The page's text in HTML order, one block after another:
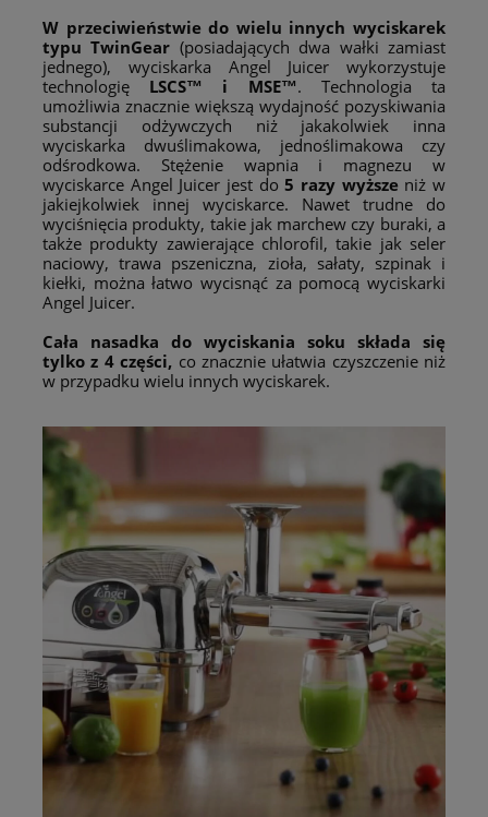
W przeciwieństwie do wielu innych wyciskarek
typu TwinGear (posiadających dwa wałki zamiast
jednego), wyciskarka Angel Juicer wykorzystuje
technologię LSCS™ i MSE™. Technologia ta
umożliwia znacznie większą wydajność pozyskiwania
substancji odżywczych niż jakakolwiek inna
wyciskarka dwuślimakowa, jednoślimakowa czy
odśrodkowa. Stężenie wapnia i magnezu w
wyciskarce Angel Juicer jest do5 razy wyższeniż w
jakiejkolwiek innej wyciskarce. Nawet trudne do
wyciśnięcia produkty, takie jak marchew czy buraki, a
także produkty zawierające chlorofil, takie jak seler
naciowy, trawa pszeniczna, zioła, sałaty, szpinak i
kiełki, można łatwo wycisnąć za pomocą wyciskarki
Angel Juicer.
Cała nasadka do wyciskania soku składa się
tylko z 4 części, co znacznie ułatwia czyszczenie niż
w przypadku wielu innych wyciskarek.